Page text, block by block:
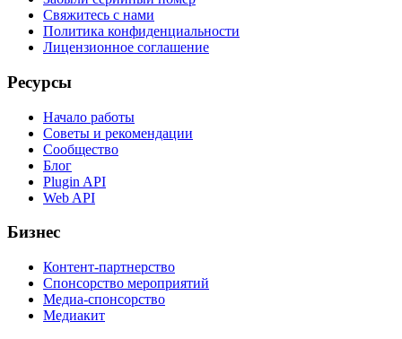
Свяжитесь с нами
Политика конфиденциальности
Лицензионное соглашение
Ресурсы
Начало работы
Советы и рекомендации
Сообщество
Блог
Plugin API
Web API
Бизнес
Контент-партнерство
Спонсорство мероприятий
Медиа-спонсорство
Медиакит